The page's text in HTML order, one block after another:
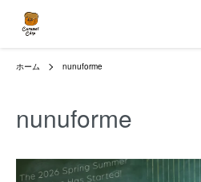
ホーム nunuforme
nunuforme